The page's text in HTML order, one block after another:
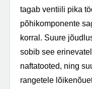
tagab ventiili pika
põhikomponente
korral. Suure
sobib see
naftatooted, ning
rangetele